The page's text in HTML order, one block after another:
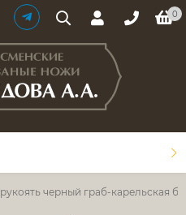
0
черный граб-карельская